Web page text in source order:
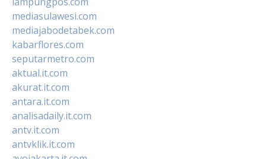
mediasulawesi.com
mediajabodetabek.com
kabarflores.com
seputarmetro.com
aktual.it.com
akurat.it.com
antara.it.com
analisadaily.it.com
antv.it.com
antvklik.it.com